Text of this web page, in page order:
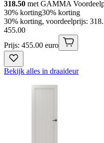
318.50 met GAMMA
30% korting30% korting
30% korting, voordeelprijs:
455.00
Prijs: 455.00 euro
Bekijk alles in draaideur